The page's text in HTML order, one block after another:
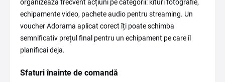
organizează frecvent acțiuni pe categorii: kituri fotografie,
echipamente video, pachete audio pentru streaming. Un
voucher Adorama aplicat corect îți poate schimba
semnificativ prețul final pentru un echipament pe care îl
planificai deja.
Sfaturi înainte de comandă